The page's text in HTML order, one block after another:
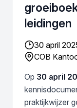
leidingen
30 april
COB
Op 30 april
praktijkwijzer